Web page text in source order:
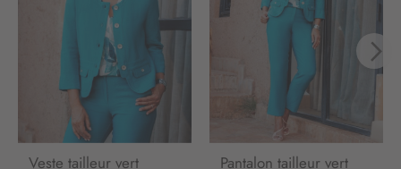
Veste tailleur vert Pantalon tailleur vert